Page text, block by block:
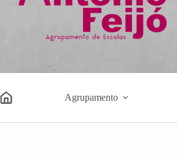
Agrupamento